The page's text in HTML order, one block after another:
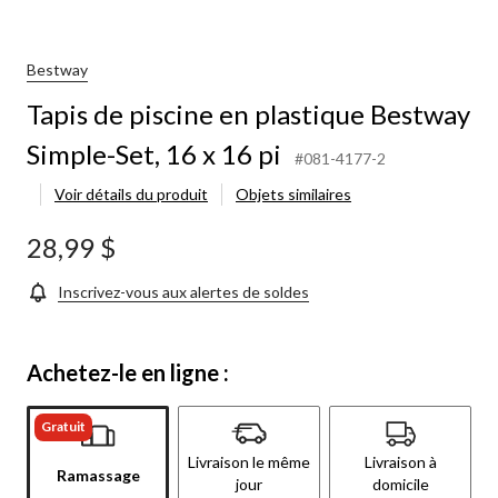
Bestway
Tapis de piscine en plastique Bestway
Simple-Set, 16 x 16 pi
#081-4177-2
Voir détails du produit
Objets similaires
28,99 $
Inscrivez-vous aux alertes de soldes
Achetez-le en ligne :
Gratuit
Ramassage
Livraison le même
jour
Livraison à
domicile